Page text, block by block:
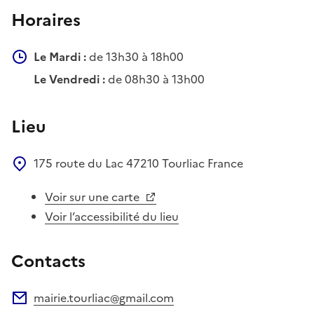
Horaires
Le Mardi :de 13h30 à 18h00
Le Vendredi :de 08h30 à 13h00
Lieu
175 route du Lac47210 Tourliac France
Voir sur une carte
Voir l’accessibilité du lieu
Contacts
mairie.tourliac@gmail.com